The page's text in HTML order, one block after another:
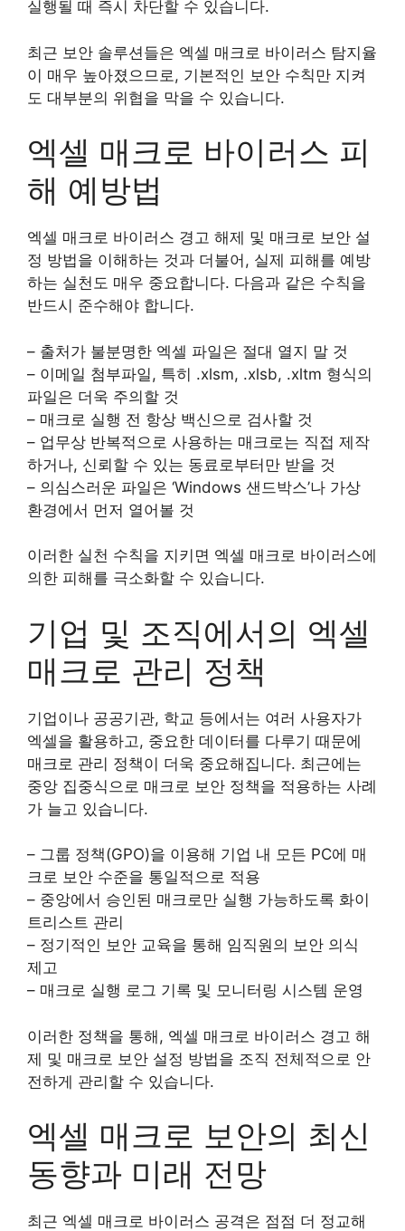
실행될 때 즉시 차단할 수 있습니다.
최근 보안 솔루션들은 엑셀 매크로 바이러스 탐지율
이 매우 높아졌으므로, 기본적인 보안 수칙만 지켜
도 대부분의 위협을 막을 수 있습니다.
엑셀 매크로 바이러스 피
해 예방법
엑셀 매크로 바이러스 경고 해제 및 매크로 보안 설
정 방법을 이해하는 것과 더불어, 실제 피해를 예방
하는 실천도 매우 중요합니다. 다음과 같은 수칙을
반드시 준수해야 합니다.
– 출처가 불분명한 엑셀 파일은 절대 열지 말 것
– 이메일 첨부파일, 특히 .xlsm, .xlsb, .xltm 형식의
파일은 더욱 주의할 것
– 매크로 실행 전 항상 백신으로 검사할 것
– 업무상 반복적으로 사용하는 매크로는 직접 제작
하거나, 신뢰할 수 있는 동료로부터만 받을 것
– 의심스러운 파일은 ‘Windows 샌드박스’나 가상
환경에서 먼저 열어볼 것
이러한 실천 수칙을 지키면 엑셀 매크로 바이러스에
의한 피해를 극소화할 수 있습니다.
기업 및 조직에서의 엑셀
매크로 관리 정책
기업이나 공공기관, 학교 등에서는 여러 사용자가
엑셀을 활용하고, 중요한 데이터를 다루기 때문에
매크로 관리 정책이 더욱 중요해집니다. 최근에는
중앙 집중식으로 매크로 보안 정책을 적용하는 사례
가 늘고 있습니다.
– 그룹 정책(GPO)을 이용해 기업 내 모든 PC에 매
크로 보안 수준을 통일적으로 적용
– 중앙에서 승인된 매크로만 실행 가능하도록 화이
트리스트 관리
– 정기적인 보안 교육을 통해 임직원의 보안 의식
제고
– 매크로 실행 로그 기록 및 모니터링 시스템 운영
이러한 정책을 통해, 엑셀 매크로 바이러스 경고 해
제 및 매크로 보안 설정 방법을 조직 전체적으로 안
전하게 관리할 수 있습니다.
엑셀 매크로 보안의 최신
동향과 미래 전망
최근 엑셀 매크로 바이러스 공격은 점점 더 정교해